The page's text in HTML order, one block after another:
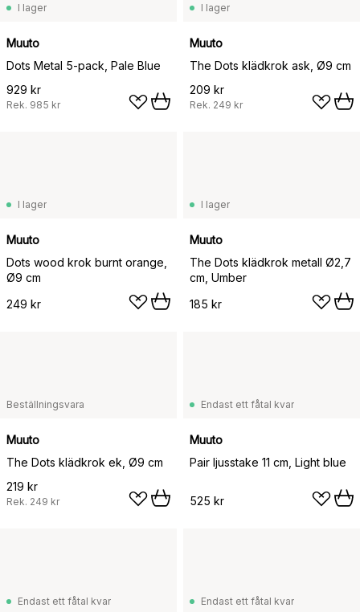
I lager
Muuto
Dots Metal 5-pack, Pale Blue
929 kr
Rek. 985 kr
I lager
Muuto
The Dots klädkrok ask, Ø9 cm
209 kr
Rek. 249 kr
I lager
Muuto
Dots wood krok burnt orange,
Ø9 cm
249 kr
I lager
Muuto
The Dots klädkrok metall Ø2,7
cm, Umber
185 kr
Beställningsvara
Muuto
The Dots klädkrok ek, Ø9 cm
219 kr
Rek. 249 kr
Endast ett fåtal kvar
Muuto
Pair ljusstake 11 cm, Light blue
525 kr
Endast ett fåtal kvar Endast ett fåtal kvar